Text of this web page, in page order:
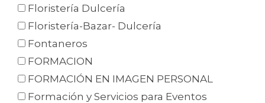
Floristería Dulcería
Floristería-Bazar- Dulcería
Fontaneros
FORMACION
FORMACIÓN EN IMAGEN PERSONAL
Formación y Servicios para Eventos